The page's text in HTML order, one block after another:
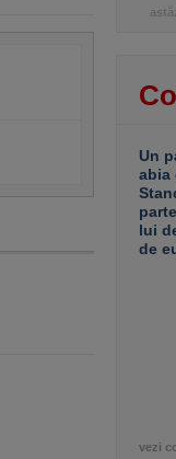
Un
abia
lui
de
vezi